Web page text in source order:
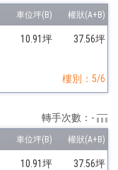
10.91坪 37.56坪
樓別：5/6
10.91坪 37.56坪
轉手次數：-